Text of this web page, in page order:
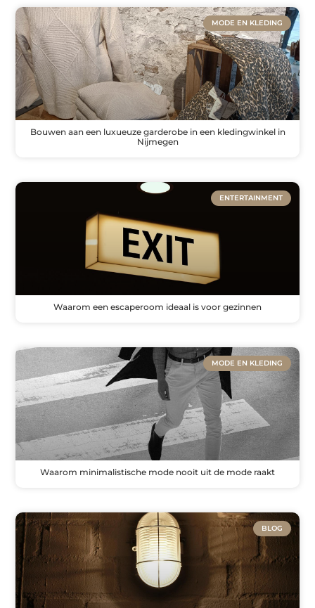
MODE EN KLEDING
Bouwen aan een luxueuze garderobe in een kledingwinkel in
Nijmegen
ENTERTAINMENT
Waarom een escaperoom ideaal is voor gezinnen
MODE EN KLEDING
Waarom minimalistische mode nooit uit de mode raakt
BLOG